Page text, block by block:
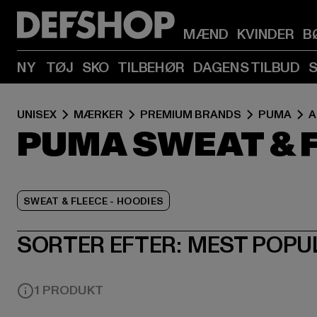
MÆND KVINDER
NY TØJ SKO TILBEHØR DAGENS TILBUD
UNISEX MÆRKER PREMIUM BRANDS PUMA
PUMA SWEAT &
SWEAT & FLEECE - HOODIES
SORTER EFTER: MEST
1 PRODUKT